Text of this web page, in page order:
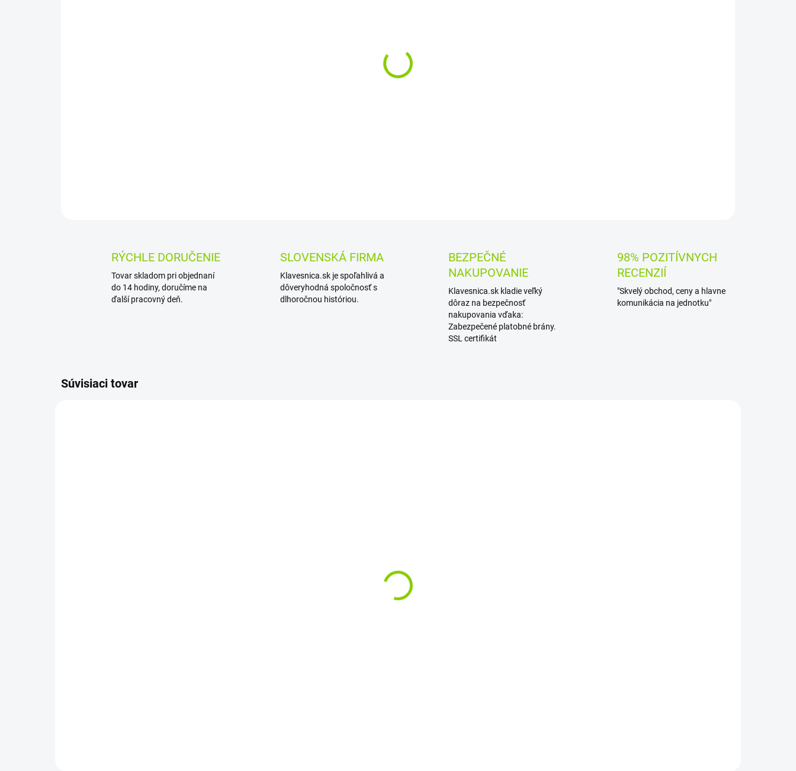
RÝCHLE DORUČENIE
Tovar skladom pri objednaní
do 14 hodiny, doručíme na
ďalší pracovný deň.
SLOVENSKÁ FIRMA
Klavesnica.sk je spoľahlivá a
dôveryhodná spoločnosť s
dlhoročnou históriou.
BEZPEČNÉ
NAKUPOVANIE
Klavesnica.sk kladie veľký
dôraz na bezpečnosť
nakupovania vďaka:
Zabezpečené platobné brány.
SSL certifikát
98% POZITÍVNYCH
RECENZIÍ
"Skvelý obchod, ceny a hlavne
komunikácia na jednotku"
Súvisiaci tovar